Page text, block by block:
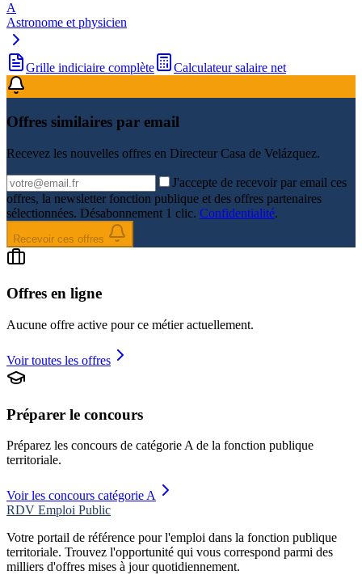
A
Astronome et physicien
Grille indiciaire complète Calculateur salaire net
Offres similaires par email
Recevez les nouvelles offres en Directeur Casa de Velázquez.
J'accepte de recevoir par email ces
offres, la newsletter fonction publique et des offres partenaires
sélectionnées. Désabonnement 1 clic. Confidentialité.
Recevoir ces offres
Offres en ligne
Aucune offre active pour ce métier actuellement.
Voir toutes les offres
Préparer le concours
Préparez les concours de catégorieAde la fonction publique
territoriale.
Voir les concours catégorie A
RDV Emploi Public
Votre portail de référence pour l'emploi dans la fonction publique
territoriale. Trouvez l'opportunité qui vous correspond parmi des
milliers d'offres mises à jour quotidiennement.